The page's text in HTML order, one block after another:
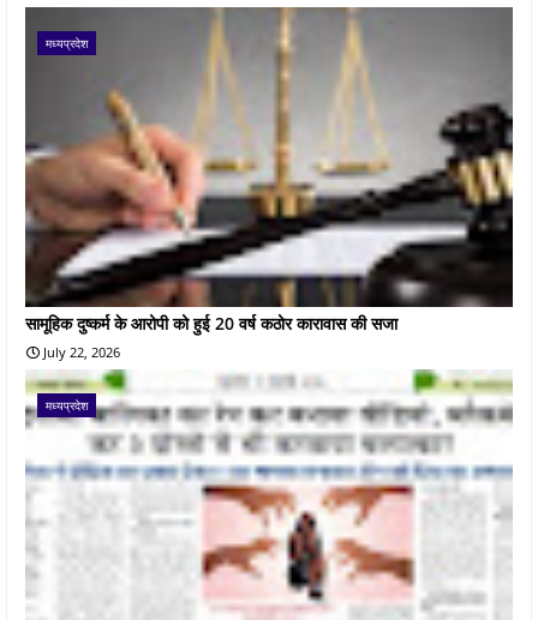
मध्यप्रदेश
सामूहिक दुष्कर्म के आरोपी को हुई 20 वर्ष कठोर कारावास की सजा
July 22, 2026
मध्यप्रदेश